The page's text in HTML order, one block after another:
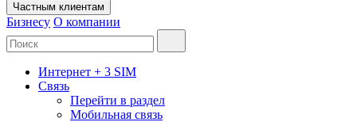
Частным клиентам
Бизнесу О компании
Интернет + 3 SIM
Связь
Перейти в раздел
Мобильная связь